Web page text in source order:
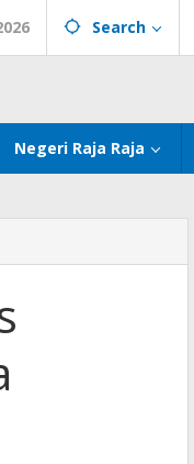
Search
Negeri Raja Raja